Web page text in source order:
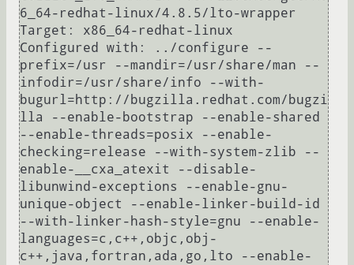
6_64-redhat-linux/4.8.5/lto-wrapper
Target: x86_64-redhat-linux
Configured with: ../configure --
prefix=/usr --mandir=/usr/share/man --
infodir=/usr/share/info --with-
bugurl=http://bugzilla.redhat.com/bugzi
lla --enable-bootstrap --enable-shared
--enable-threads=posix --enable-
checking=release --with-system-zlib --
enable-__cxa_atexit --disable-
libunwind-exceptions --enable-gnu-
unique-object --enable-linker-build-id
--with-linker-hash-style=gnu --enable-
languages=c,c++,objc,obj-
c++,java,fortran,ada,go,lto --enable-